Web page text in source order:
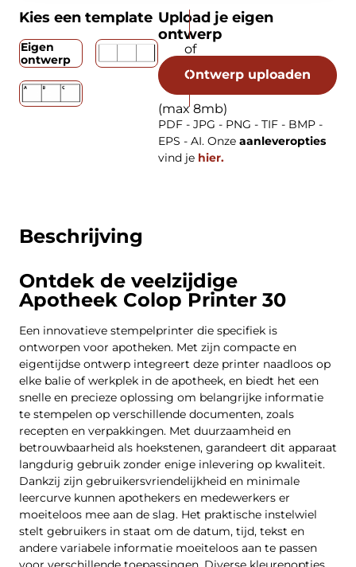
Beschrijving
Ontdek de veelzijdige
Apotheek Colop Printer 30
Een innovatieve stempelprinter die specifiek is
ontworpen voor apotheken. Met zijn compacte en
eigentijdse ontwerp integreert deze printer naadloos op
elke balie of werkplek in de apotheek, en biedt het een
snelle en precieze oplossing om belangrijke informatie
te stempelen op verschillende documenten, zoals
recepten en verpakkingen. Met duurzaamheid en
betrouwbaarheid als hoekstenen, garandeert dit apparaat
langdurig gebruik zonder enige inlevering op kwaliteit.
Dankzij zijn gebruikersvriendelijkheid en minimale
leercurve kunnen apothekers en medewerkers er
moeiteloos mee aan de slag. Het praktische instelwiel
stelt gebruikers in staat om de datum, tijd, tekst en
andere variabele informatie moeiteloos aan te passen
Kies een template
Eigen
ontwerp
Upload je eigen
ontwerp
Ontwerp uploaden
(max 8mb)
PDF - JPG - PNG - TIF - BMP -
EPS - AI. Onze aanleveropties
vind je hier.